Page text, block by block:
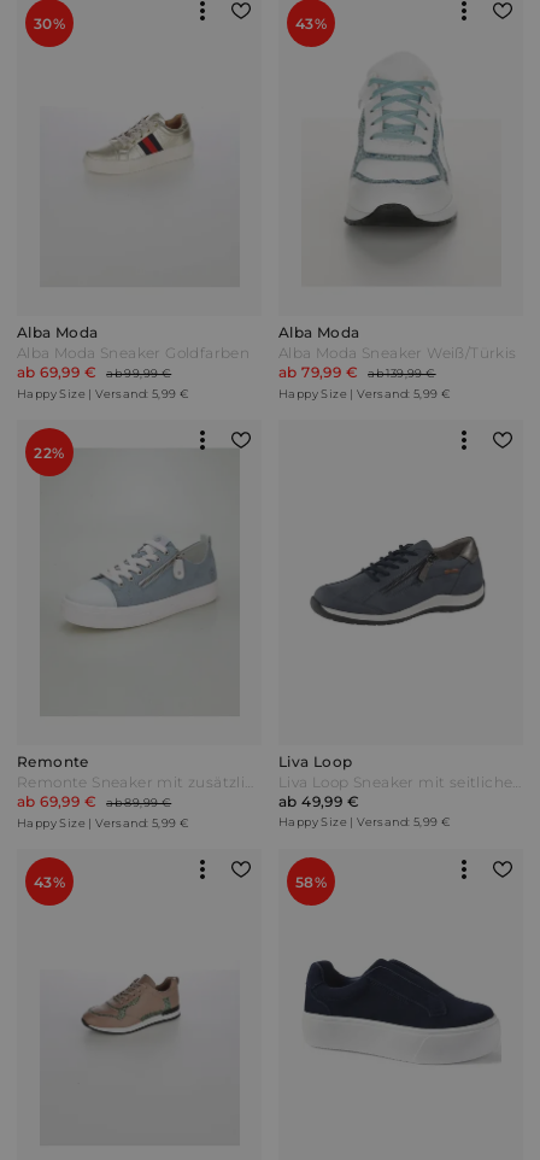
30%
Alba Moda
Alba Moda Sneaker Goldfarben
ab 69,99 €
ab 99,99 €
Happy Size | Versand: 5,99 €
43%
Alba Moda
Alba Moda Sneaker Weiß/Türkis
ab 79,99 €
ab 139,99 €
Happy Size | Versand: 5,99 €
22%
Remonte
Remonte Sneaker mit zusätzlichem Reißverschluss Hellblau/Weiß
ab 69,99 €
ab 89,99 €
Happy Size | Versand: 5,99 €
Liva Loop
Liva Loop Sneaker mit seitlichem Ristreißverschluss Blau
ab 49,99 €
Happy Size | Versand: 5,99 €
43% 58%